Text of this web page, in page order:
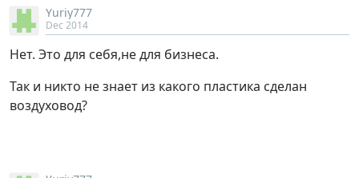
Yuriy777
Dec 2014
Нет. Это для себя,не для бизнеса.
Так и никто не знает из какого пластика сделан
воздуховод?